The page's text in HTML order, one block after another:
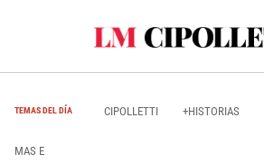
TEMAS DEL DÍA CIPOLLETTI +HISTORIAS
MAS E